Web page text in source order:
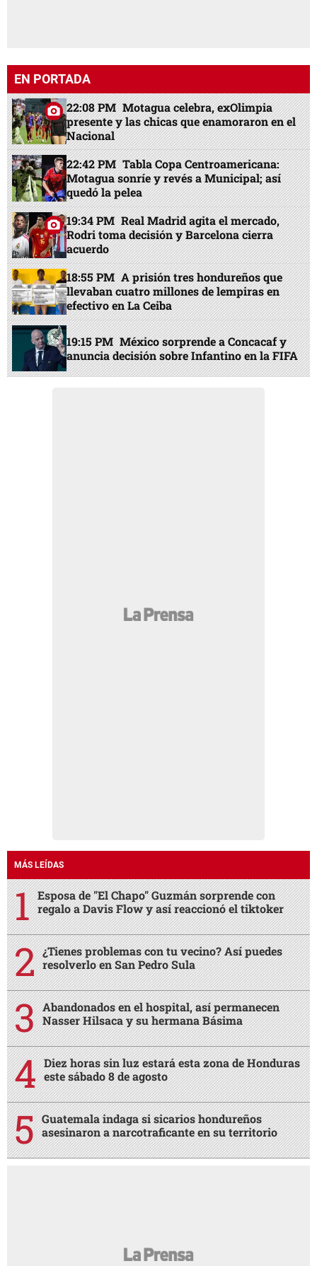
EN PORTADA
22:08 PM Motagua celebra, exOlimpia
presente y las chicas que enamoraron en el
Nacional
22:42 PM Tabla Copa Centroamericana:
Motagua sonríe y revés a Municipal; así
quedó la pelea
19:34 PM Real Madrid agita el mercado,
Rodri toma decisión y Barcelona cierra
acuerdo
18:55 PM A prisión tres hondureños que
llevaban cuatro millones de lempiras en
efectivo en La Ceiba
19:15 PM México sorprende a Concacaf y
anuncia decisión sobre Infantino en la FIFA
MÁS LEÍDAS
Esposa de "El Chapo" Guzmán sorprende con
regalo a Davis Flow y así reaccionó el tiktoker
¿Tienes problemas con tu vecino? Así puedes
resolverlo en San Pedro Sula
Abandonados en el hospital, así permanecen
Nasser Hilsaca y su hermana Básima
Diez horas sin luz estará esta zona de Honduras
este sábado 8 de agosto
Guatemala indaga si sicarios hondureños
asesinaron a narcotraficante en su territorio